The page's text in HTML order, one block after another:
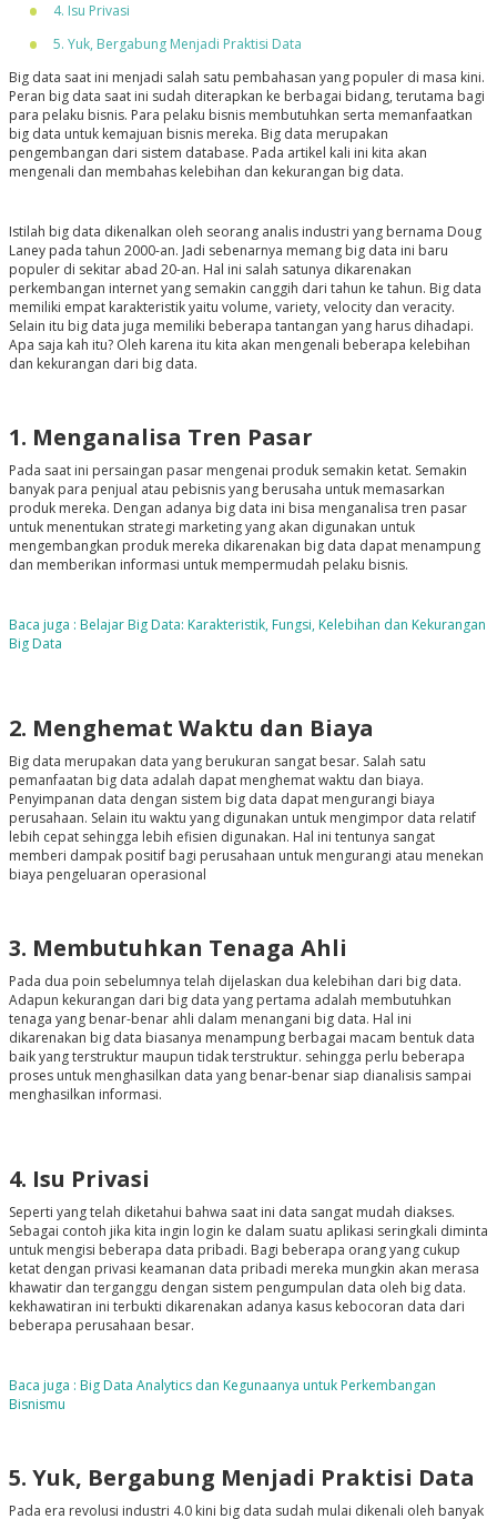
4. Isu Privasi
5. Yuk, Bergabung Menjadi Praktisi Data
Big data saat ini menjadi salah satu pembahasan yang populer di masa kini.
Peran big data saat ini sudah diterapkan ke berbagai bidang, terutama bagi
para pelaku bisnis. Para pelaku bisnis membutuhkan serta memanfaatkan
big data untuk kemajuan bisnis mereka. Big data merupakan
pengembangan dari sistem database. Pada artikel kali ini kita akan
mengenali dan membahas kelebihan dan kekurangan big data.
Istilah big data dikenalkan oleh seorang analis industri yang bernama Doug
Laney pada tahun 2000-an. Jadi sebenarnya memang big data ini baru
populer di sekitar abad 20-an. Hal ini salah satunya dikarenakan
perkembangan internet yang semakin canggih dari tahun ke tahun. Big data
memiliki empat karakteristik yaitu volume, variety, velocity dan veracity.
Selain itu big data juga memiliki beberapa tantangan yang harus dihadapi.
Apa saja kah itu? Oleh karena itu kita akan mengenali beberapa kelebihan
dan kekurangan dari big data.
1. Menganalisa Tren Pasar
Pada saat ini persaingan pasar mengenai produk semakin ketat. Semakin
banyak para penjual atau pebisnis yang berusaha untuk memasarkan
produk mereka. Dengan adanya big data ini bisa menganalisa tren pasar
untuk menentukan strategi marketing yang akan digunakan untuk
mengembangkan produk mereka dikarenakan big data dapat menampung
dan memberikan informasi untuk mempermudah pelaku bisnis.
Baca juga : Belajar Big Data: Karakteristik, Fungsi, Kelebihan dan Kekurangan
Big Data
2. Menghemat Waktu dan Biaya
Big data merupakan data yang berukuran sangat besar. Salah satu
pemanfaatan big data adalah dapat menghemat waktu dan biaya.
Penyimpanan data dengan sistem big data dapat mengurangi biaya
perusahaan. Selain itu waktu yang digunakan untuk mengimpor data relatif
lebih cepat sehingga lebih efisien digunakan. Hal ini tentunya sangat
memberi dampak positif bagi perusahaan untuk mengurangi atau menekan
biaya pengeluaran operasional
3. Membutuhkan Tenaga Ahli
Pada dua poin sebelumnya telah dijelaskan dua kelebihan dari big data.
Adapun kekurangan dari big data yang pertama adalah membutuhkan
tenaga yang benar-benar ahli dalam menangani big data. Hal ini
dikarenakan big data biasanya menampung berbagai macam bentuk data
baik yang terstruktur maupun tidak terstruktur. sehingga perlu beberapa
proses untuk menghasilkan data yang benar-benar siap dianalisis sampai
menghasilkan informasi.
4. Isu Privasi
Seperti yang telah diketahui bahwa saat ini data sangat mudah diakses.
Sebagai contoh jika kita ingin login ke dalam suatu aplikasi seringkali diminta
untuk mengisi beberapa data pribadi. Bagi beberapa orang yang cukup
ketat dengan privasi keamanan data pribadi mereka mungkin akan merasa
khawatir dan terganggu dengan sistem pengumpulan data oleh big data.
kekhawatiran ini terbukti dikarenakan adanya kasus kebocoran data dari
beberapa perusahaan besar.
Baca juga : Big Data Analytics dan Kegunaanya untuk Perkembangan
Bisnismu
5. Yuk, Bergabung Menjadi Praktisi Data
Pada era revolusi industri 4.0 kini big data sudah mulai dikenali oleh banyak